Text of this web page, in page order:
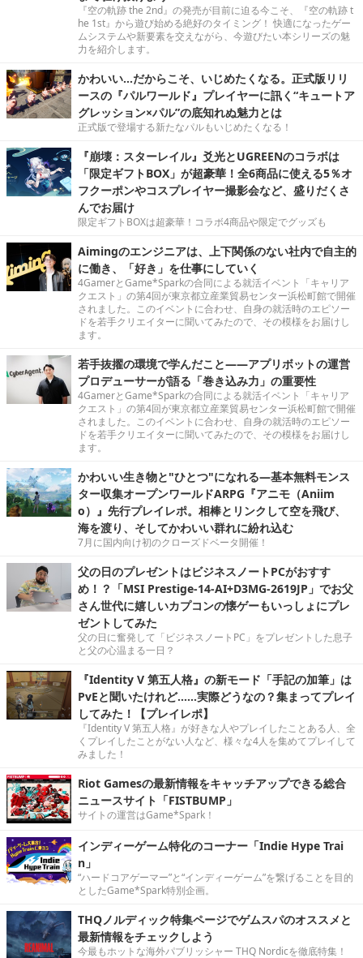
『空の軌跡 the 2nd』の発売が目前に迫る今こそ、『空の軌跡 t
he 1st』から遊び始める絶好のタイミング！ 快適になったゲー
ムシステムや新要素を交えながら、今遊びたい本シリーズの魅
力を紹介します。
かわいい…だからこそ、いじめたくなる。正式版リリ
ースの『パルワールド』プレイヤーに訊く“キュートア
グレッション×パル”の底知れぬ魅力とは
正式版で登場する新たなパルもいじめたくなる！
『崩壊：スターレイル』爻光とUGREENのコラボは
「限定ギフトBOX」が超豪華！全6商品に使える5％オ
フクーポンやコスプレイヤー撮影会など、盛りだくさ
んでお届け
限定ギフトBOXは超豪華！コラボ4商品や限定でグッズも
Aimingのエンジニアは、上下関係のない社内で自主的
に働き、「好き」を仕事にしていく
4GamerとGame*Sparkの合同による就活イベント「キャリア
クエスト」の第4回が東京都立産業貿易センター浜松町館で開催
されました。このイベントに合わせ、自身の就活時のエピソー
ドを若手クリエイターに聞いてみたので、その模様をお届けし
ます。
若手抜擢の環境で学んだこと――アプリボットの運営
プロデューサーが語る「巻き込み力」の重要性
4GamerとGame*Sparkの合同による就活イベント「キャリア
クエスト」の第4回が東京都立産業貿易センター浜松町館で開催
されました。このイベントに合わせ、自身の就活時のエピソー
ドを若手クリエイターに聞いてみたので、その模様をお届けし
ます。
かわいい生き物と"ひとつ"になれる―基本無料モンス
ター収集オープンワールドARPG『アニモ（Aniim
o）』先行プレイレポ。相棒とリンクして空を飛び、
海を渡り、そしてかわいい群れに紛れ込む
7月に国内向け初のクローズドベータ開催！
父の日のプレゼントはビジネスノートPCがおすす
め！？「MSI Prestige-14-AI+D3MG-2619JP」でお父
さん世代に嬉しいカプコンの懐ゲーもいっしょにプレ
ゼントしてみた
父の日に奮発して「ビジネスノートPC」をプレゼントした息子
と父の心温まる一日？
『Identity V 第五人格』の新モード「手記の加筆」は
PvEと聞いたけれど……実際どうなの？集まってプレイ
してみた！【プレイレポ】
『Identity V 第五人格』が好きな人やプレイしたことある人、全
くプレイしたことがない人など、様々な4人を集めてプレイして
みました！
Riot Gamesの最新情報をキャッチアップできる総合
ニュースサイト「FISTBUMP」
サイトの運営はGame*Spark！
インディーゲーム特化のコーナー「Indie Hype Trai
n」
“ハードコアゲーマー”と“インディーゲーム”を繋げることを目的
としたGame*Spark特別企画。
THQノルディック特集ページでゲムスパのオススメと
最新情報をチェックしよう
今最もホットな海外パブリッシャー THQ Nordicを徹底特集！